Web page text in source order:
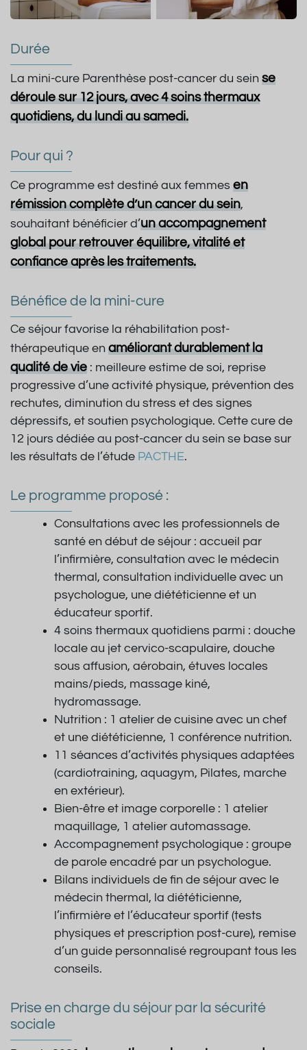
Durée
La mini-cure Parenthèse post-cancer du sein se
déroule sur 12 jours, avec 4 soins thermaux
quotidiens, du lundi au samedi.
Pour qui ?
Ce programme est destiné aux femmes en
rémission complète d’un cancer du sein,
souhaitant bénéficier d’un accompagnement
global pour retrouver équilibre, vitalité et
confiance après les traitements.
Bénéfice de la mini-cure
Ce séjour favorise la réhabilitation post-
thérapeutique en améliorant durablement la
qualité de vie : meilleure estime de soi, reprise
progressive d’une activité physique, prévention des
rechutes, diminution du stress et des signes
dépressifs, et soutien psychologique. Cette cure de
12 jours dédiée au post-cancer du sein se base sur
les résultats de l’étude PACTHE.
Le programme proposé :
Consultations avec les professionnels de
santé en début de séjour : accueil par
l’infirmière, consultation avec le médecin
thermal, consultation individuelle avec un
psychologue, une diététicienne et un
éducateur sportif.
4 soins thermaux quotidiens parmi : douche
locale au jet cervico-scapulaire, douche
sous affusion, aérobain, étuves locales
mains/pieds, massage kiné,
hydromassage.
Nutrition : 1 atelier de cuisine avec un chef
et une diététicienne, 1 conférence nutrition.
11 séances d’activités physiques adaptées
(cardiotraining, aquagym, Pilates, marche
en extérieur).
Bien-être et image corporelle : 1 atelier
maquillage, 1 atelier automassage.
Accompagnement psychologique : groupe
de parole encadré par un psychologue.
Bilans individuels de fin de séjour avec le
médecin thermal, la diététicienne,
l’infirmière et l’éducateur sportif (tests
physiques et prescription post-cure), remise
d’un guide personnalisé regroupant tous les
conseils.
Prise en charge du séjour par la sécurité
sociale